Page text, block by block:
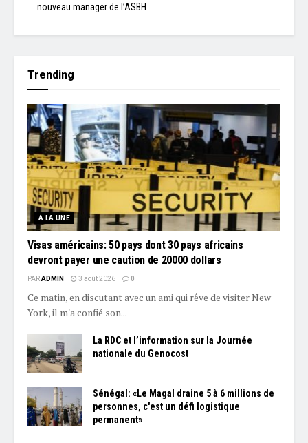
nouveau manager de l’ASBH
Trending
À LA UNE
Visas américains: 50 pays dont 30 pays africains
devront payer une caution de 20000 dollars
PARADMIN 3 août 2026 0
Ce matin, en discutant avec un ami qui rêve de visiter New
York, il m'a confié son...
La RDC et l’information sur la Journée
nationale du Genocost
Sénégal: «Le Magal draine 5 à 6 millions de
personnes, c'est un défi logistique
permanent»